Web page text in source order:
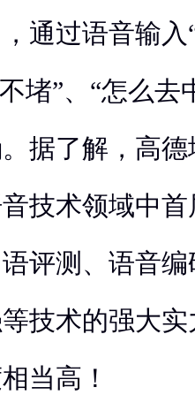
通过语音输
堵”、“怎么去
据了解，高
技术领域中
评测、语音
技术的强大
当高！